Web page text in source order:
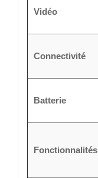
Vidéo
Connectivité
Batterie
Fonctionnalités